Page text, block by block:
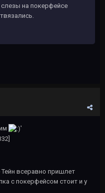
слезы на покерфейсе
'
всеравно пришлет
с покерфейсом стоит и у